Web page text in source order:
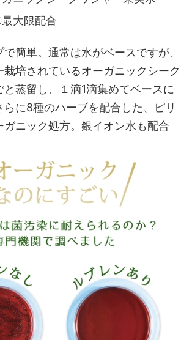
大限配合
簡単。通常は水がベースですが、
培されているオーガニックシーク
と蒸留し、１滴1滴集めてベースに
らに8種のハーブを配合した、ピリ
ガニック処方。銀イオン水も配合